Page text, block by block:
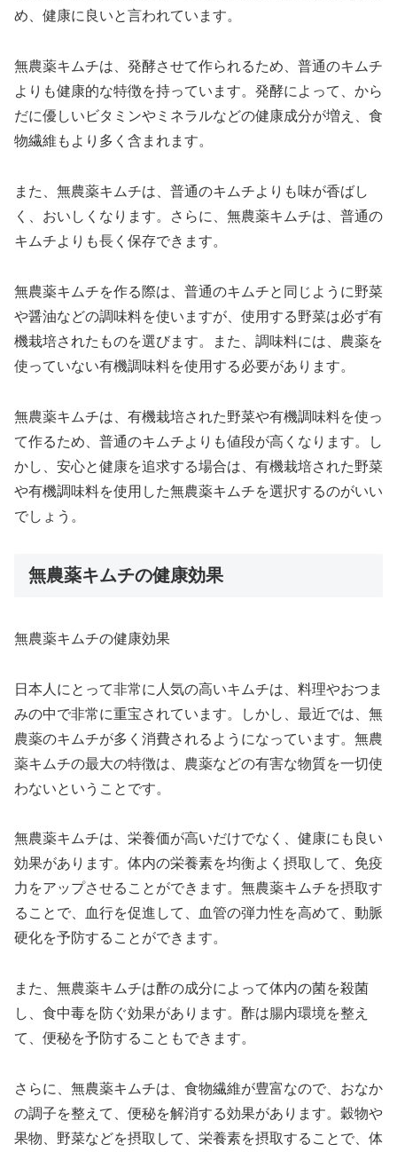
め、健康に良いと言われています。
無農薬キムチは、発酵させて作られるため、普通のキムチ
よりも健康的な特徴を持っています。発酵によって、から
だに優しいビタミンやミネラルなどの健康成分が増え、食
物繊維もより多く含まれます。
また、無農薬キムチは、普通のキムチよりも味が香ばし
く、おいしくなります。さらに、無農薬キムチは、普通の
キムチよりも長く保存できます。
無農薬キムチを作る際は、普通のキムチと同じように野菜
や醤油などの調味料を使いますが、使用する野菜は必ず有
機栽培されたものを選びます。また、調味料には、農薬を
使っていない有機調味料を使用する必要があります。
無農薬キムチは、有機栽培された野菜や有機調味料を使っ
て作るため、普通のキムチよりも値段が高くなります。し
かし、安心と健康を追求する場合は、有機栽培された野菜
や有機調味料を使用した無農薬キムチを選択するのがいい
でしょう。
無農薬キムチの健康効果
無農薬キムチの健康効果
日本人にとって非常に人気の高いキムチは、料理やおつま
みの中で非常に重宝されています。しかし、最近では、無
農薬のキムチが多く消費されるようになっています。無農
薬キムチの最大の特徴は、農薬などの有害な物質を一切使
わないということです。
無農薬キムチは、栄養価が高いだけでなく、健康にも良い
効果があります。体内の栄養素を均衡よく摂取して、免疫
力をアップさせることができます。無農薬キムチを摂取す
ることで、血行を促進して、血管の弾力性を高めて、動脈
硬化を予防することができます。
また、無農薬キムチは酢の成分によって体内の菌を殺菌
し、食中毒を防ぐ効果があります。酢は腸内環境を整え
て、便秘を予防することもできます。
さらに、無農薬キムチは、食物繊維が豊富なので、おなか
の調子を整えて、便秘を解消する効果があります。穀物や
果物、野菜などを摂取して、栄養素を摂取することで、体